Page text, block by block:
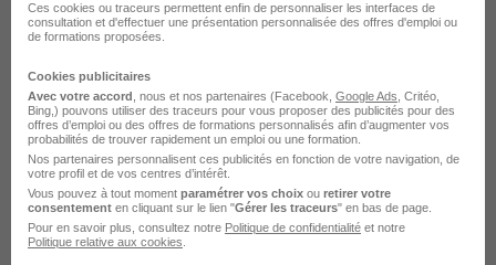
Recherches similaires
Emploi Agent d'entretien
Emploi Nettoyage
Emploi Montluçon
Emploi Vichy
Emploi Moulins
Ces cookies ou traceurs permettent enfin de personnaliser les interfaces de
consultation et d'effectuer une présentation personnalisée des offres d'emploi ou
de formations proposées.
Cookies publicitaires
Avec votre accord , nous et nos partenaires (Facebook, Google Ads , Critéo,
Bing,) pouvons utiliser des traceurs pour vous proposer des publicités pour des
offres d’emploi ou des offres de formations personnalisés afin d’augmenter vos
probabilités de trouver rapidement un emploi ou une formation.
Nos partenaires personnalisent ces publicités en fonction de votre navigation, de
votre profil et de vos centres d’intérêt.
Vous pouvez à tout moment paramétrer vos choix ou retirer votre
consentement en cliquant sur le lien "Gérer les traceurs" en bas de page.
Pour en savoir plus, consultez notre Politique de confidentialité et notre
Politique relative aux cookies